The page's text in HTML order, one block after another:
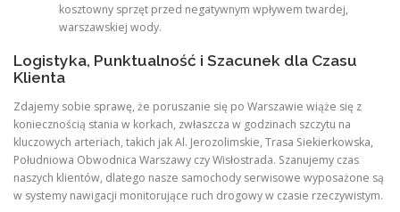
kosztowny sprzęt przed negatywnym wpływem twardej,
warszawskiej wody.
Logistyka, Punktualność i Szacunek dla Czasu
Klienta
Zdajemy sobie sprawę, że poruszanie się po Warszawie wiąże się z
koniecznością stania w korkach, zwłaszcza w godzinach szczytu na
kluczowych arteriach, takich jak Al. Jerozolimskie, Trasa Siekierkowska,
Południowa Obwodnica Warszawy czy Wisłostrada. Szanujemy czas
naszych klientów, dlatego nasze samochody serwisowe wyposażone są
w systemy nawigacji monitorujące ruch drogowy w czasie rzeczywistym.